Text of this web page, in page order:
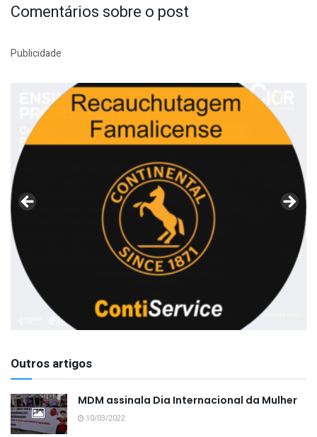
Comentários sobre o post
Publicidade
Outros artigos
MDM assinala Dia Internacional da Mulher
10/03/2022